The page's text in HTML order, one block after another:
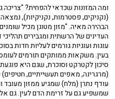
ומה המזונות שכדאי להפחית?
(נקניקים, פסטרמות, נקניקיות), נמצאה
הבהירה מאיה. "מזון מטוגן מכיל
העדינים של הרשתית ומגבירים
עוגות ועוגיות גורמים לעליות חדות
בעין. משקאות ממותקים תורמים
סיכון לקטרקט וסוכרת, שגם היא
(מרגרינה, מאפים תעשייתיים,
עודף נתרן (מלח) שמגיע ממזון מעובד
שמשפיע גם על זרימת הדם לעין. גם